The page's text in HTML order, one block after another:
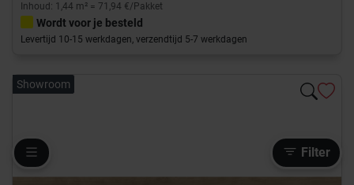
Filter
Inhoud: 1,44 m² = 71,94 €/Pakket
Wordt voor je besteld
Levertijd 10-15 werkdagen, verzendtijd 5-7 werkdagen
Showroom